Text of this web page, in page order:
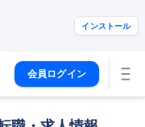
インストール
会員ログイン